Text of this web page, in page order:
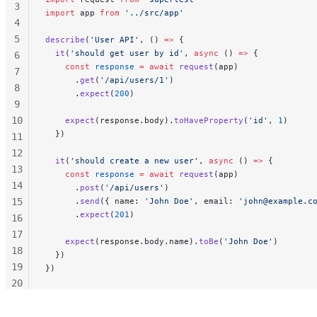
import app from '../src/app'
describe ( 'User API' , () => {
  it
( 'should get user by id' , async () => {
    const
response = await request (app)
      .
get ( '/api/users/1' )
      .
expect (200 )
    expect
(response.body). toHaveProperty ( 'id' , 1 )
  })
  it
( 'should create a new user' , async () => {
    const
response = await request (app)
      .
post ( '/api/users' )
      .
send ({ name: 'John Doe' , email:
      .
expect (201 )
    expect
(response.body.name). toBe ( 'John Doe' )
  })
})
3
4
5
6
7
8
9
10
11
12
13
14
15
16
17
18
19
20